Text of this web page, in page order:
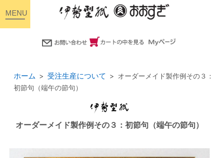
ホーム 受注生産について
オーダーメイド製作例その３：
初節句（端午の節句）
オーダーメイド製作例その３：初節句（端午の節句）
toggle
navigation